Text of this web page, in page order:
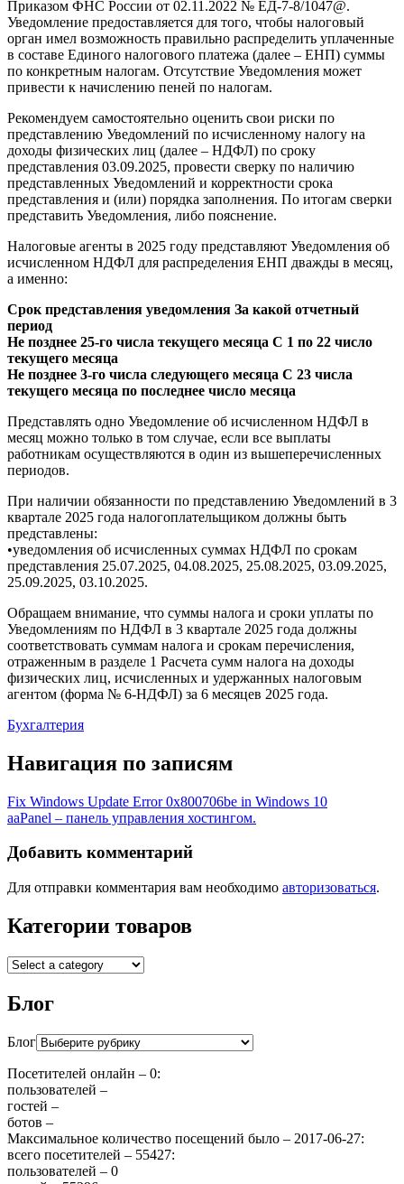
Приказом ФНС России от 02.11.2022 № ЕД-7-8/1047@.
Уведомление предоставляется для того, чтобы налоговый
орган имел возможность правильно распределить уплаченные
в составе Единого налогового платежа (далее – ЕНП) суммы
по конкретным налогам. Отсутствие Уведомления может
привести к начислению пеней по налогам.
Рекомендуем самостоятельно оценить свои риски по
представлению Уведомлений по исчисленному налогу на
доходы физических лиц (далее – НДФЛ) по сроку
представления 03.09.2025, провести сверку по наличию
представленных Уведомлений и корректности срока
представления и (или) порядка заполнения. По итогам сверки
представить Уведомления, либо пояснение.
Налоговые агенты в 2025 году представляют Уведомления об
исчисленном НДФЛ для распределения ЕНП дважды в месяц,
а именно:
Срок представления уведомления За какой отчетный
период
Не позднее 25-го числа текущего месяца С 1 по 22 число
текущего месяца
Не позднее 3-го числа следующего месяца С 23 числа
текущего месяца по последнее число месяца
Представлять одно Уведомление об исчисленном НДФЛ в
месяц можно только в том случае, если все выплаты
работникам осуществляются в один из вышеперечисленных
периодов.
При наличии обязанности по представлению Уведомлений в 3
квартале 2025 года налогоплательщиком должны быть
представлены:
•уведомления об исчисленных суммах НДФЛ по срокам
представления 25.07.2025, 04.08.2025, 25.08.2025, 03.09.2025,
25.09.2025, 03.10.2025.
Обращаем внимание, что суммы налога и сроки уплаты по
Уведомлениям по НДФЛ в 3 квартале 2025 года должны
соответствовать суммам налога и срокам перечисления,
отраженным в разделе 1 Расчета сумм налога на доходы
физических лиц, исчисленных и удержанных налоговым
агентом (форма № 6-НДФЛ) за 6 месяцев 2025 года.
Бухгалтерия
Навигация по записям
Fix Windows Update Error 0x800706be in Windows 10
aaPanel – панель управления хостингом.
Добавить комментарий
Для отправки комментария вам необходимо авторизоваться.
Категории товаров
Блог
Блог
Посетителей онлайн – 0:
пользователей –
гостей –
ботов –
Максимальное количество посещений было – 2017-06-27:
всего посетителей – 55427:
пользователей – 0